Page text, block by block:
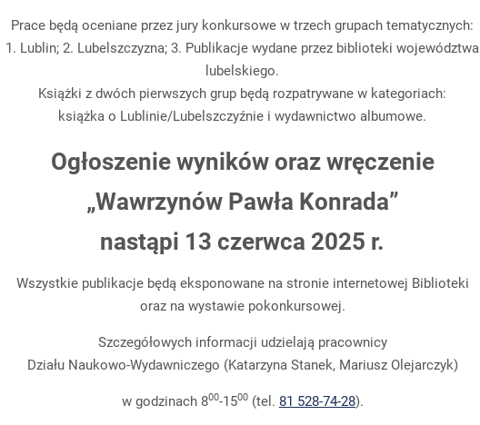
Prace będą oceniane przez jury konkursowe w trzech grupach tematycznych:
1. Lublin; 2. Lubelszczyzna; 3. Publikacje wydane przez biblioteki województwa
lubelskiego.
Książki z dwóch pierwszych grup będą rozpatrywane w kategoriach:
książka o Lublinie/Lubelszczyźnie i wydawnictwo albumowe.
Ogłoszenie wyników oraz wręczenie
„Wawrzynów Pawła Konrada”
nastąpi 13 czerwca 2025 r.
Wszystkie publikacje będą eksponowane na stronie internetowej Biblioteki
oraz na wystawie pokonkursowej.
Szczegółowych informacji udzielają pracownicy
Działu Naukowo-Wydawniczego (Katarzyna Stanek, Mariusz Olejarczyk)
w godzinach 800-1500(tel. 81 528-74-28).